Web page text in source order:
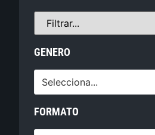
GENERO
Selecciona...
FORMATO